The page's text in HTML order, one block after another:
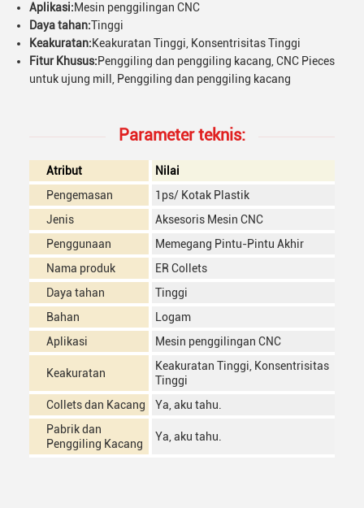
Aplikasi:Mesin penggilingan CNC
Daya tahan:Tinggi
Keakuratan:Keakuratan Tinggi, Konsentrisitas Tinggi
Fitur Khusus:Penggiling dan penggiling kacang, CNC Pieces
untuk ujung mill, Penggiling dan penggiling kacang
Parameter teknis:
Atribut
Nilai
Pengemasan
1ps/ Kotak Plastik
Jenis
Aksesoris Mesin CNC
Penggunaan
Memegang Pintu-Pintu Akhir
Nama produk
ER Collets
Daya tahan
Tinggi
Bahan
Logam
Aplikasi
Mesin penggilingan CNC
Keakuratan
Keakuratan Tinggi, Konsentrisitas
Tinggi
Collets dan Kacang
Ya, aku tahu.
Pabrik dan
Penggiling Kacang
Ya, aku tahu.